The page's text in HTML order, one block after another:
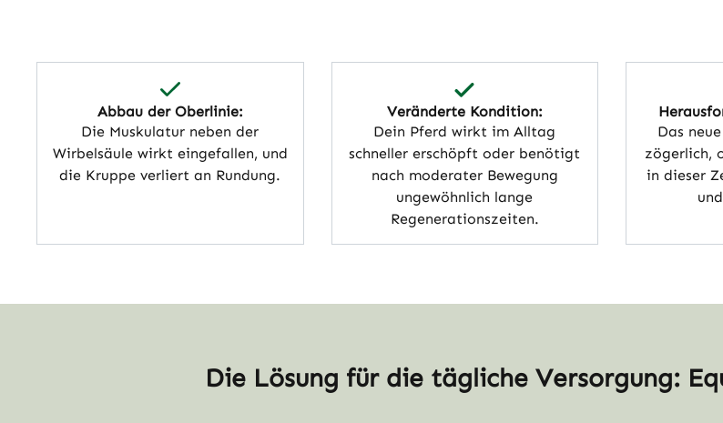
Abbau der Oberlinie:
Die Muskulatur neben der
Wirbelsäule wirkt eingefallen, und
die Kruppe verliert an Rundung.
Veränderte Kondition:
Dein Pferd wirkt im Alltag
schneller erschöpft oder benötigt
nach moderater Bewegung
ungewöhnlich lange
Regenerationszeiten.
Das
zögerlich,
in dieser
Die Lösung für die tägliche Versorgung: